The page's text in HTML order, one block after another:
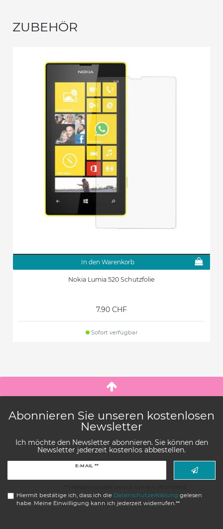
ZUBEHÖR
In den Warenkorb
Nokia Lumia 520 Schutzfolie
7.90 CHF
Sofort verfügbar
Abonnieren Sie unseren kostenlosen
Newsletter
Ich möchte den Newsletter abonnieren. Sie können den
Newsletter jederzeit kostenlos abbestellen.
E-MAIL **
Hiermit bestätige ich, dass ich die Daten­schutz­erklärung gelesen
habe. Meine Einwilligung kann ich jederzeit widerrufen.**